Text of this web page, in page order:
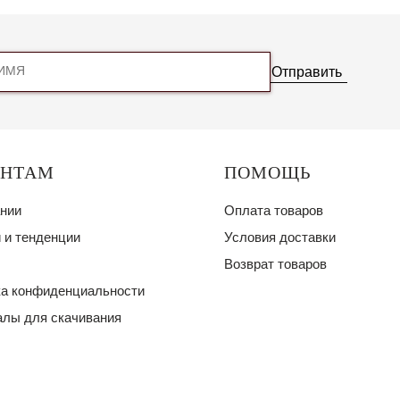
Отправить
и тенденции
конфиденциальности
для скачивания
ПОМОЩЬ
Оплата товаров
Условия доставки
Возврат товаров